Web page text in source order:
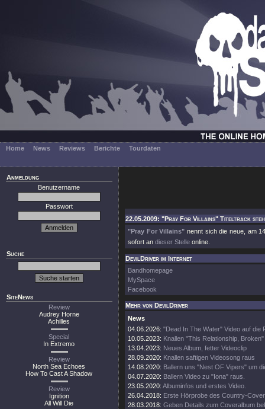
Home News Reviews Berichte Tourdaten
Anmeldung
Benutzername
Passwort
Suche
SiteNews
Review
Audrey Horne
Achilles
Special
In Extremo
Review
North Sea Echoes
How To Cast A Shadow
Review
Ignition
All Will Die
22.05.2009: "Pray For Villains" Titeltrack
"Pray For Villains" nennt sich die neue, am
sofort an dieser Stelle online.
DevilDriver im Internet
Bandhomepage
MySpace
Facebook
Mehr von DevilDriver
News
04.06.2026: "Dead In The Water" Video auf die
10.05.2023: Knallen "This Relationship,
13.04.2023: Neues Album, fetter Videoclip
28.09.2020: Knallen saftigen Videosong raus
14.08.2020: Ballern uns "Nest OF Vipers" um
04.07.2020: Ballern Video zu "Iona" raus.
23.05.2020: Albuminfos und erstes Video.
26.04.2018: Erste Hörprobe des Country-
28.03.2018: Geben Details zum Coveralbum